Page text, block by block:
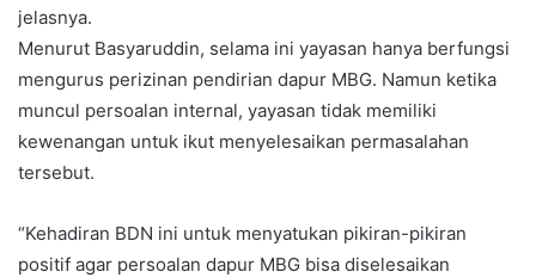
jelasnya.
Menurut Basyaruddin, selama ini yayasan hanya berfungsi
mengurus perizinan pendirian dapur MBG. Namun ketika
muncul persoalan internal, yayasan tidak memiliki
kewenangan untuk ikut menyelesaikan permasalahan
tersebut.
“Kehadiran BDN ini untuk menyatukan pikiran-pikiran
positif agar persoalan dapur MBG bisa diselesaikan